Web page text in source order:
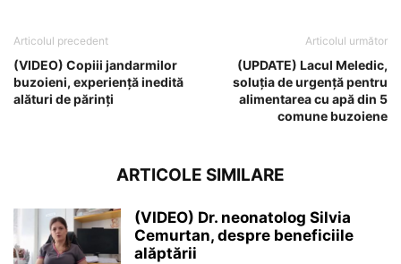
Articolul precedent
(VIDEO) Copiii jandarmilor
buzoieni, experiență inedită
alături de părinți
Articolul următor
(UPDATE) Lacul Meledic,
soluția de urgență pentru
alimentarea cu apă din 5
comune buzoiene
ARTICOLE SIMILARE
(VIDEO) Dr. neonatolog Silvia
Cemurtan, despre beneficiile
alăptării